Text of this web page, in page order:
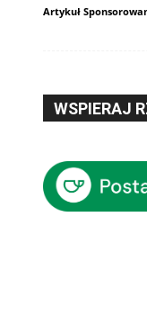
Artykuł
WSPIERAJ